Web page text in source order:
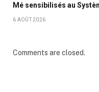
Mé sensibilisés au
6 AOÛT 2026
Comments are closed.